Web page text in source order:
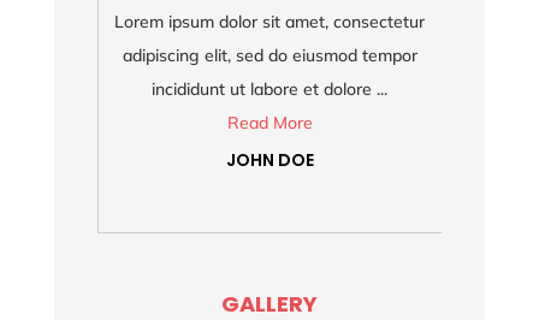
Lorem ipsum dolor sit amet, consectetur
adipiscing elit, sed do eiusmod tempor
incididunt ut labore et dolore ...
Read More
JOHN DOE
GALLERY